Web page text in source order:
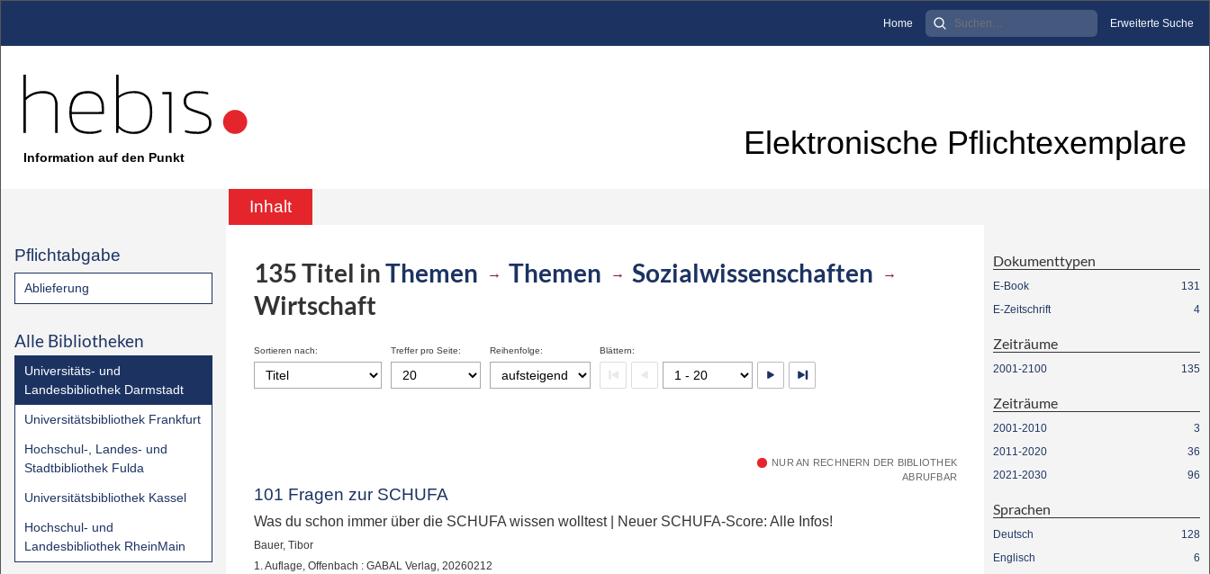
Home Erweiterte Suche
Information auf den Punkt Elektronische Pflichtexemplare
Inhalt
Pflichtabgabe
Ablieferung
Alle Bibliotheken
Universitäts- und
Landesbibliothek Darmstadt
Universitätsbibliothek Frankfurt
Hochschul-, Landes- und
Stadtbibliothek Fulda
Universitätsbibliothek Kassel
Hochschul- und
Landesbibliothek RheinMain
Dokumenttypen
131
E-Book
4
E-Zeitschrift
Zeiträume
135
2001-2100
Zeiträume
3
2001-2010
36
2011-2020
96
2021-2030
Sprachen
128
Deutsch
6
Englisch
135Titel inThemen → Themen → Sozialwissenschaften →
Wirtschaft
Sortieren nach: Treffer pro Seite: Reihenfolge: Blättern:
NUR AN RECHNERN DER BIBLIOTHEK
ABRUFBAR
101 Fragen zur SCHUFA
Was du schon immer über die SCHUFA wissen wolltest | Neuer SCHUFA-Score: Alle Infos!
Bauer, Tibor
1. Auflage, Offenbach : GABAL Verlag, 20260212